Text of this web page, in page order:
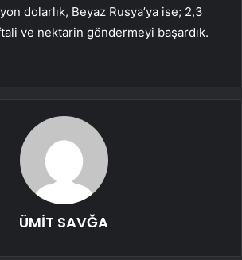
dolarlık, Beyaz Rusya’ya ise; 2,3
ve nektarin göndermeyi başardık.
ÜMİT SAVĞA